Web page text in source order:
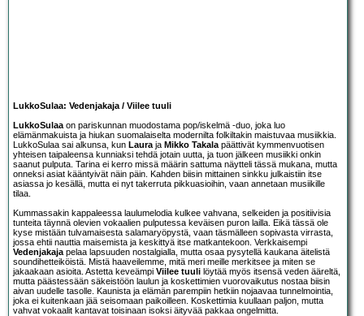
LukkoSulaa: Vedenjakaja / Viilee tuuli
LukkoSulaa on pariskunnan muodostama pop/iskelmä -duo, joka luo
elämänmakuista ja hiukan suomalaiselta modernilta folkiltakin maistuvaa musiikkia.
LukkoSulaa sai alkunsa, kun Laura ja Mikko Takala päättivät kymmenvuotisen
yhteisen taipaleensa kunniaksi tehdä jotain uutta, ja tuon jälkeen musiikki onkin
saanut pulputa. Tarina ei kerro missä määrin sattuma näytteli tässä mukana, mutta
onneksi asiat kääntyivät näin päin. Kahden biisin mittainen sinkku julkaistiin itse
asiassa jo kesällä, mutta ei nyt takerruta pikkuasioihin, vaan annetaan musiikille
tilaa.
Kummassakin kappaleessa laulumelodia kulkee vahvana, selkeiden ja positiivisia
tunteita täynnä olevien vokaalien pulputessa keväisen puron lailla. Eikä tässä ole
kyse mistään tulvamaisesta salamaryöpystä, vaan täsmälleen sopivasta virrasta,
jossa ehtii nauttia maisemista ja keskittyä itse matkantekoon. Verkkaisempi
Vedenjakaja pelaa lapsuuden nostalgialla, mutta osaa pysytellä kaukana äitelistä
soundihetteiköistä. Mistä haaveilemme, mitä meri meille merkitsee ja miten se
jakaakaan asioita. Astetta keveämpi Viilee tuuli löytää myös itsensä veden ääreltä,
mutta päästessään säkeistöön laulun ja koskettimien vuorovaikutus nostaa biisin
aivan uudelle tasolle. Kaunista ja elämän parempiin hetkiin nojaavaa tunnelmointia,
joka ei kuitenkaan jää seisomaan paikoilleen. Koskettimia kuullaan paljon, mutta
vahvat vokaalit kantavat toisinaan isoksi äityvää pakkaa ongelmitta.